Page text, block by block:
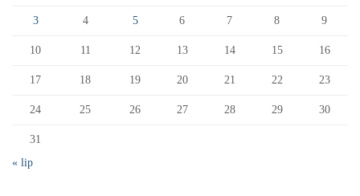
3 4 5 6 7 8 9
10 11 12 13 14 15 16
17 18 19 20 21 22 23
24 25 26 27 28 29 30
31
« lip